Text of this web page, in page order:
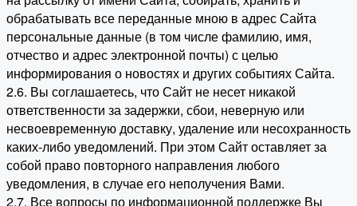
обрабатывать все переданные мною в адрес Сайта
персональные данные (в том числе фамилию, имя,
отчество и адрес электронной почты) с целью
информирования о новостях и других событиях Сайта.
2.6. Вы соглашаетесь, что Сайт не несет никакой
ответственности за задержки, сбои, неверную или
несвоевременную доставку, удаление или несохранность
каких-либо уведомлений. При этом Сайт оставляет за
собой право повторного направления любого
уведомления, в случае его неполучения Вами.
2.7. Все вопросы по информационной поддержке Вы